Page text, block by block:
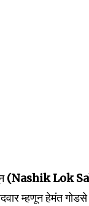
(Nashik Lok
म्हणून हेमंत गोडसे